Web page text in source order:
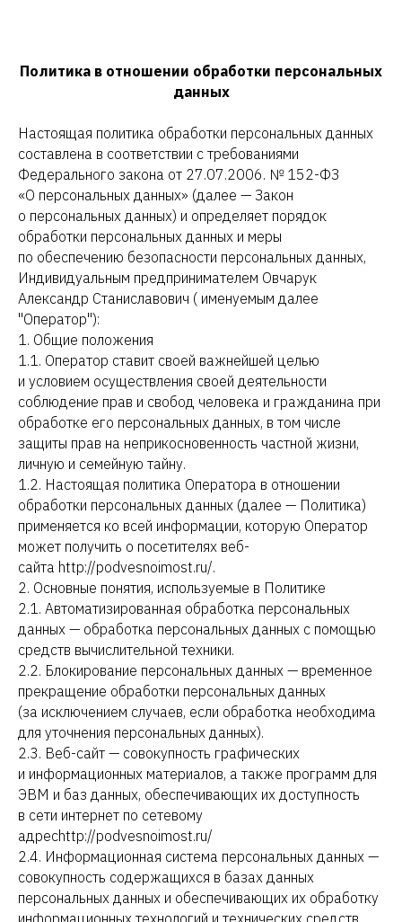
Политика в отношении обработки персональных
данных
Настоящая политика обработки персональных данных
составлена в соответствии с требованиями
Федерального закона от 27.07.2006. № 152-ФЗ
«О персональных данных» (далее — Закон
о персональных данных) и определяет порядок
обработки персональных данных и меры
по обеспечению безопасности персональных данных,
Индивидуальным предпринимателем Овчарук
Александр Станиславович ( именуемым далее
"Оператор"):
1. Общие положения
1.1. Оператор ставит своей важнейшей целью
и условием осуществления своей деятельности
соблюдение прав и свобод человека и гражданина при
обработке его персональных данных, в том числе
защиты прав на неприкосновенность частной жизни,
личную и семейную тайну.
1.2. Настоящая политика Оператора в отношении
обработки персональных данных (далее — Политика)
применяется ко всей информации, которую Оператор
может получить о посетителях веб-
сайта http://podvesnoimost.ru/.
2. Основные понятия, используемые в Политике
2.1. Автоматизированная обработка персональных
данных — обработка персональных данных с помощью
средств вычислительной техники.
2.2. Блокирование персональных данных — временное
прекращение обработки персональных данных
(за исключением случаев, если обработка необходима
для уточнения персональных данных).
2.3. Веб-сайт — совокупность графических
и информационных материалов, а также программ для
ЭВМ и баз данных, обеспечивающих их доступность
в сети интернет по сетевому
адресhttp://podvesnoimost.ru/
2.4. Информационная система персональных данных —
совокупность содержащихся в базах данных
персональных данных и обеспечивающих их обработку
информационных технологий и технических средств.